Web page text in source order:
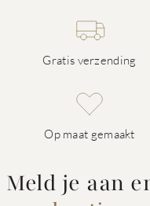
Gratis verzending
Op maat gemaakt
Meld je aan